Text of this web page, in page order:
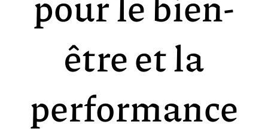
être et la
performance